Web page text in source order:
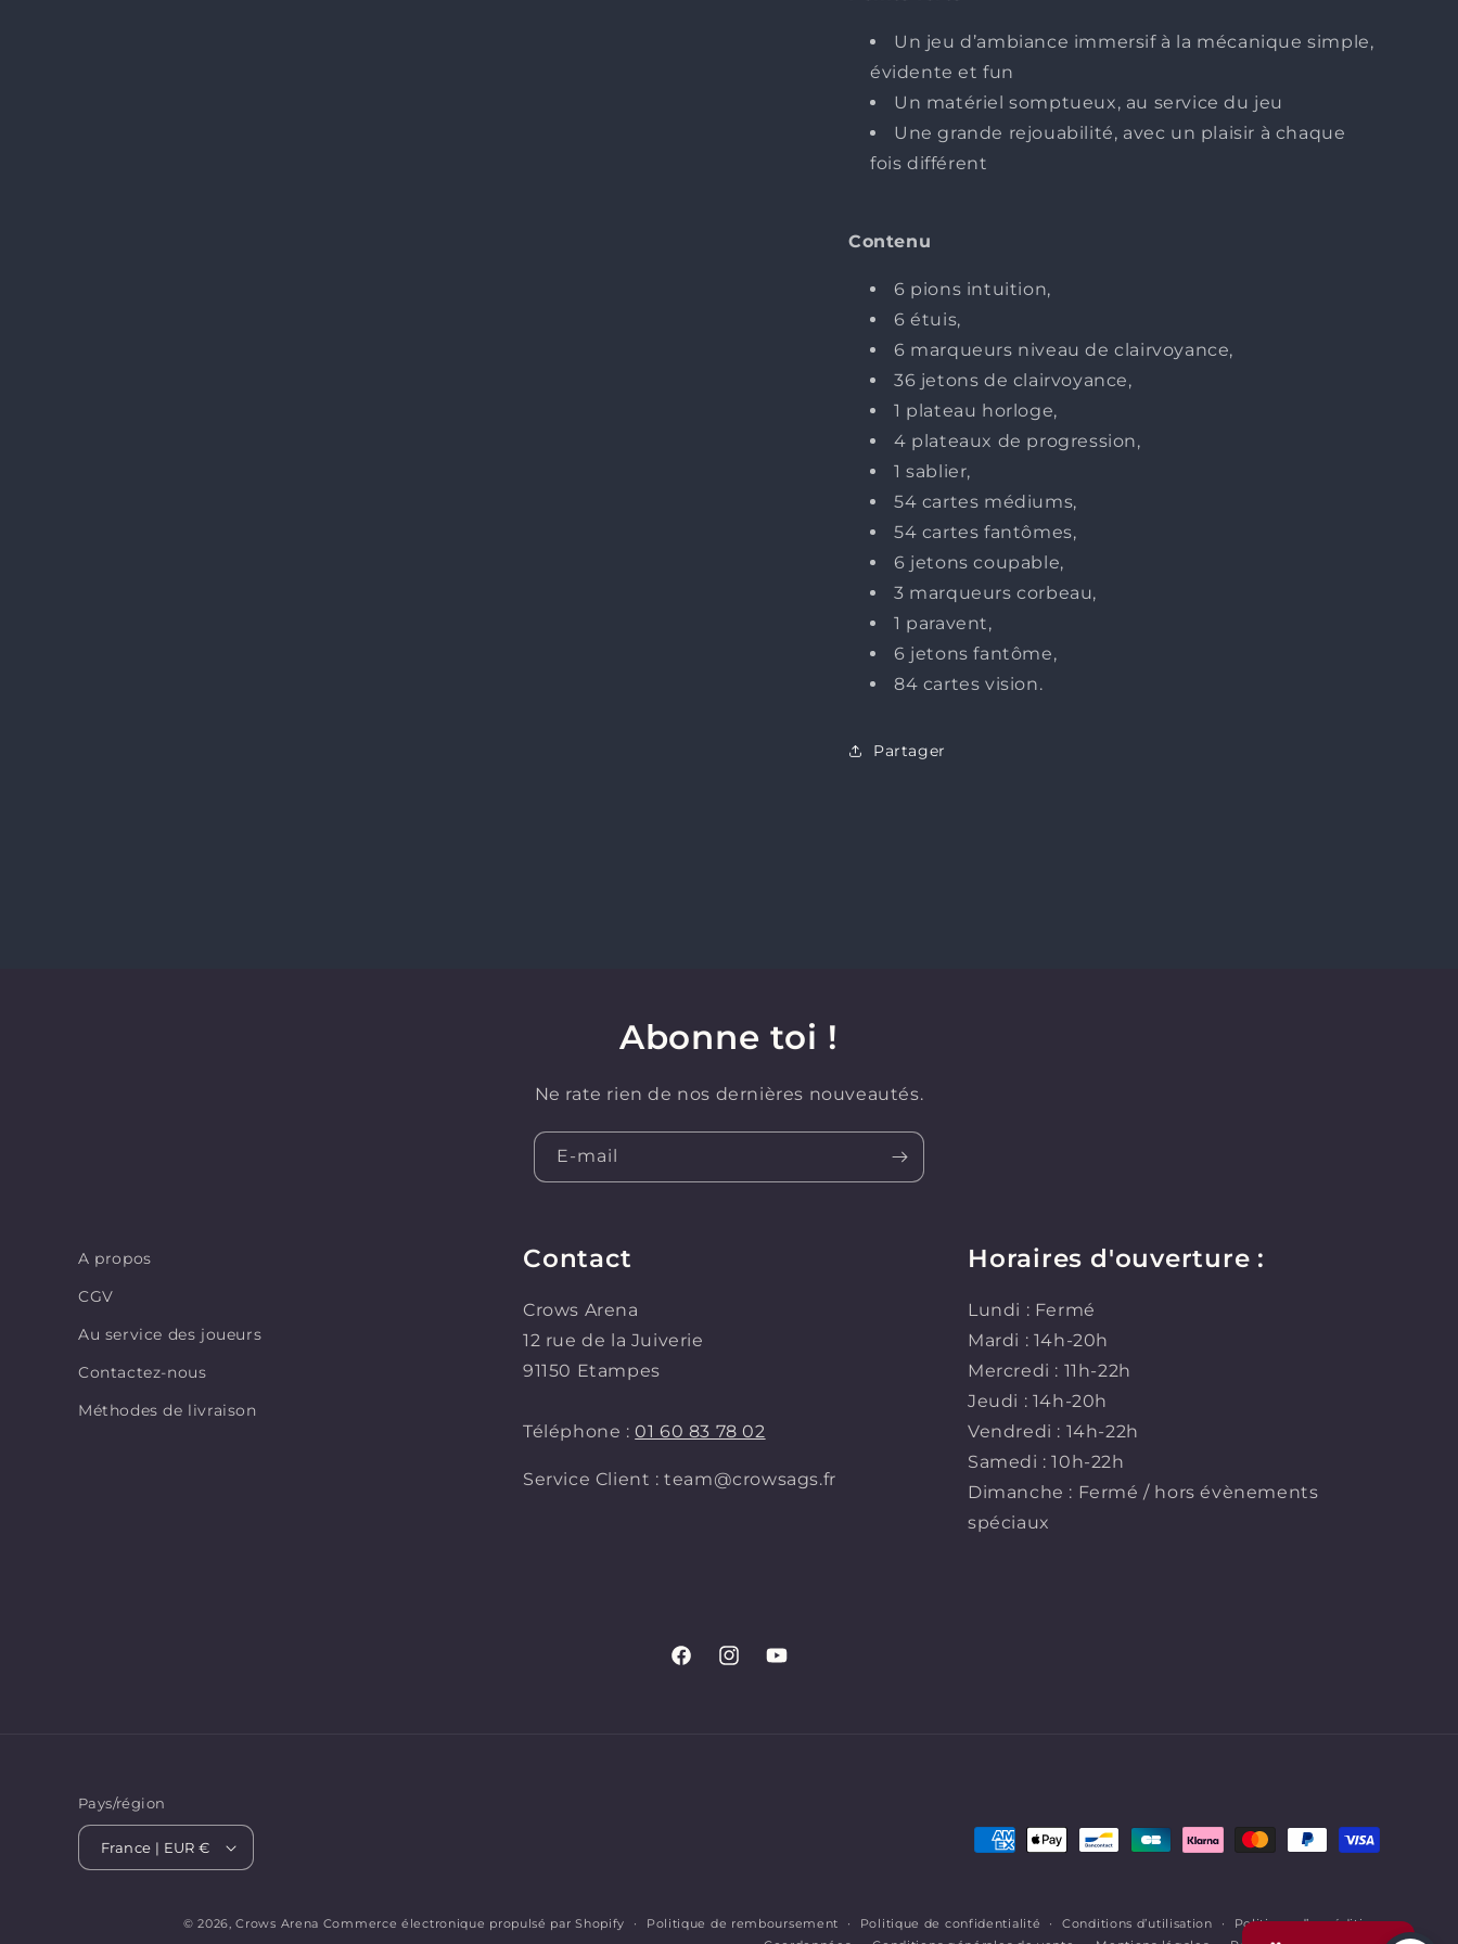
Un jeu d’ambiance immersif à la mécanique simple,
évidente et fun
Un matériel somptueux, au service du jeu
Une grande rejouabilité, avec un plaisir à chaque
fois différent
Contenu
6 pions intuition,
6 étuis,
6 marqueurs niveau de clairvoyance,
36 jetons de clairvoyance,
1 plateau horloge,
4 plateaux de progression,
1 sablier,
54 cartes médiums,
54 cartes fantômes,
6 jetons coupable,
3 marqueurs corbeau,
1 paravent,
6 jetons fantôme,
84 cartes vision.
Partager
Abonne toi !
Ne rate rien de nos dernières nouveautés.
E-mail
A propos
CGV
Au service des joueurs
Contactez-nous
Méthodes de livraison
Contact
Crows Arena
12 rue de la Juiverie
91150 Etampes
Téléphone :01 60 83 78 02
Service Client : team@crowsags.fr
Horaires d'ouverture :
Lundi : Fermé
Mardi : 14h-20h
Mercredi : 11h-22h
Jeudi : 14h-20h
Vendredi : 14h-22h
Samedi : 10h-22h
Dimanche : Fermé / hors évènements
spéciaux
FacebookInstagramYouTube
Pays/région
France | EUR €
Moyens
© 2026,Crows Arena Commerce électronique propulsé par Shopify Politique de remboursement Politique de confidentialité Conditions d’utilisation
Politique d’expédition